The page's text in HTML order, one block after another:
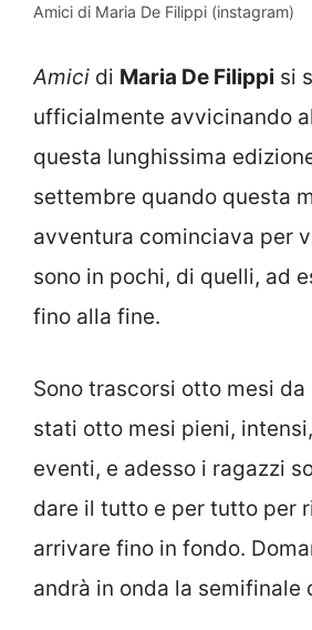
Amici di Maria De Filippi (instagram)
Amici di Maria De Filippi si
ufficialmente avvicinando
questa lunghissima
settembre quando questa
avventura cominciava per
sono in pochi, di quelli, ad
fino alla fine.
Sono trascorsi otto mesi da
stati otto mesi pieni,
eventi, e adesso i ragazzi
dare il tutto e per tutto per
arrivare fino in fondo.
andrà in onda la semifinale